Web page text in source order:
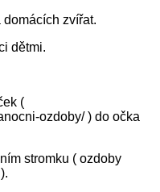
zvířat.
dětmi.
(
ozdoby/ ) do očka
stromku ( ozdoby